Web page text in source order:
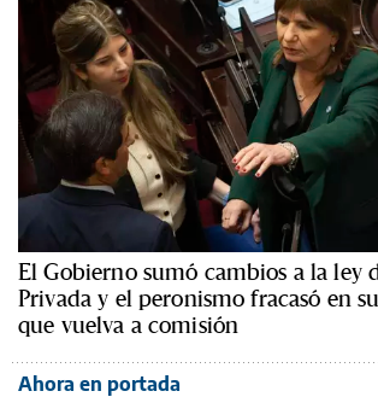
El Gobierno sumó cambios a la ley
Privada y el peronismo fracasó en
que vuelva a comisión
Ahora en portada